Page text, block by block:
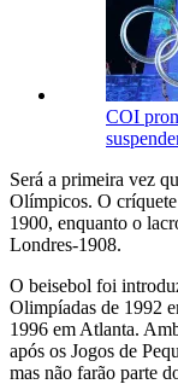
COI
Será a primeira vez
Olímpicos. O
1900, enquanto o
Londres-1908.
O beisebol foi
Olimpíadas de 1992
1996 em Atlanta.
após os Jogos de
mas não farão parte